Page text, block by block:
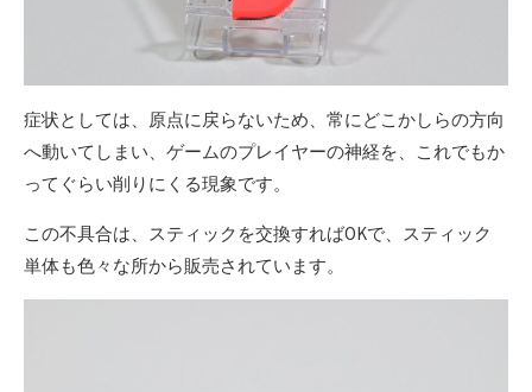
症状としては、原点に戻らないため、常にどこかしらの方向
へ動いてしまい、ゲームのプレイヤーの神経を、これでもか
ってぐらい削りにくる現象です。
この不具合は、スティックを交換すればOKで、スティック
単体も色々な所から販売されています。